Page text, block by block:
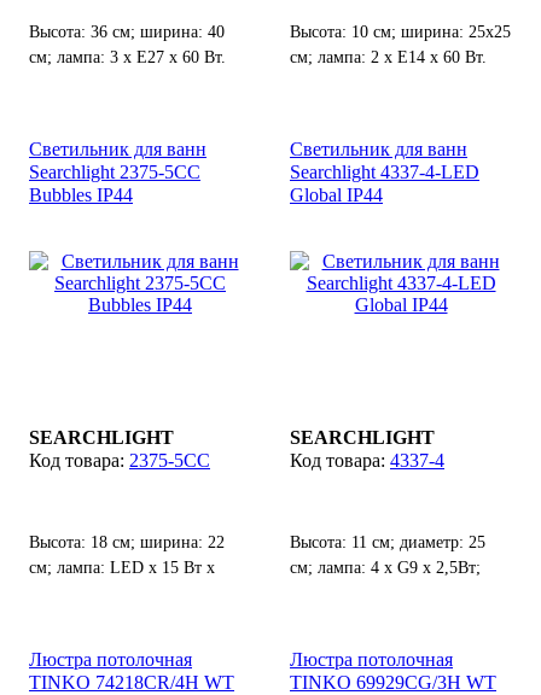
Высота: 36 см; ширина: 40
см; лампа: 3 х Е27 х 60 Вт.
Высота: 10 см; ширина: 25х25
см; лампа: 2 х E14 х 60 Вт.
Светильник для ванн
Searchlight 2375-5CC
Bubbles IP44
SEARCHLIGHT
2375-5CC
Высота: 18 см; ширина: 22
см; лампа: LED х 15 Вт x
Светильник для ванн
Searchlight 4337-4-LED
Global IP44
SEARCHLIGHT
4337-4
Высота: 11 см; диаметр: 25
см; лампа: 4 х G9 х 2,5Вт;
Люстра потолочная
TINKO 74218CR/4H WT
Люстра потолочная
TINKO 69929CG/3H WT